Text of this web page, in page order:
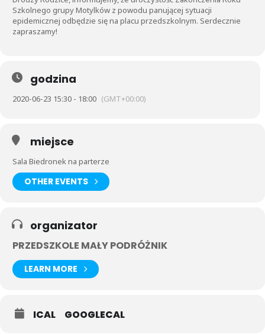
Szkolnego grupy Motylków z powodu panującej sytuacji
epidemicznej odbędzie się na placu przedszkolnym. Serdecznie
zapraszamy!
godzina
2020-06-23 15:30 - 18:00 (GMT+00:00)
miejsce
Sala Biedronek na parterze
OTHER EVENTS
organizator
PRZEDSZKOLE MAŁY PODRÓŻNIK
LEARN MORE
ICAL GOOGLECAL